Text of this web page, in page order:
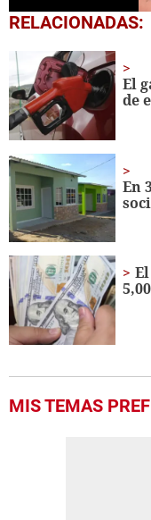
0
seconds
50
seconds
RELACIONADAS:
El
de
En
MIS TEMAS